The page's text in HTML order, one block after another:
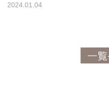
2024.01.04